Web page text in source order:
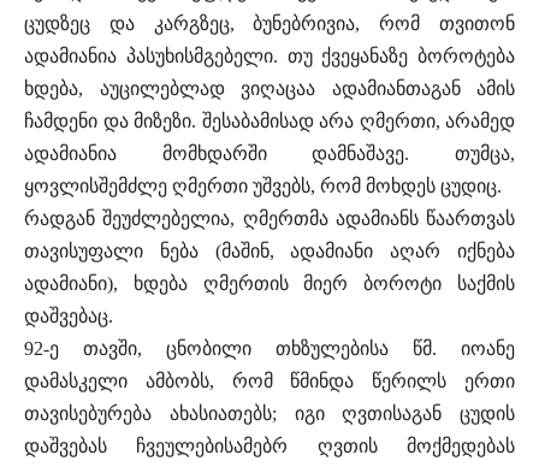
ცუდზეც და კარგზეც, ბუნებრივია, რომ თვითონ
ადამიანია პასუხისმგებელი. თუ ქვეყანაზე ბოროტება
ხდება, აუცილებლად ვიღაცაა ადამიანთაგან ამის
ჩამდენი და მიზეზი. შესაბამისად არა ღმერთი, არამედ
ადამიანია მომხდარში დამნაშავე. თუმცა,
ყოვლისშემძლე ღმერთი უშვებს, რომ მოხდეს ცუდიც.
რადგან შეუძლებელია, ღმერთმა ადამიანს წაართვას
თავისუფალი ნება (მაშინ, ადამიანი აღარ იქნება
ადამიანი), ხდება ღმერთის მიერ ბოროტი საქმის
დაშვებაც.
92-ე თავში, ცნობილი თხზულებისა წმ. იოანე
დამასკელი ამბობს, რომ წმინდა წერილს ერთი
თავისებურება ახასიათებს; იგი ღვთისაგან ცუდის
დაშვებას ჩვეულებისამებრ ღვთის მოქმედებას